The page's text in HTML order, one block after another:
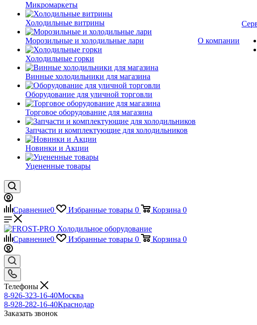
Микромаркеты
Холодильные витрины
Морозильные и холодильные лари
Холодильные горки
Винные холодильники для магазина
Оборудование для уличной торговли
Торговое оборудование для магазина
Запчасти и комплектующие для холодильников
Новинки и Акции
Уцененные товары
О компании
Сравнение0 Избранные товары 0 Корзина 0
Сравнение0 Избранные товары 0 Корзина 0
Телефоны
8-926-323-16-40Москва
8-928-282-16-40Краснодар
Заказать звонок